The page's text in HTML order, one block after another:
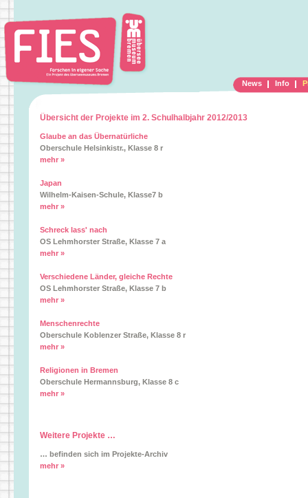
News Info
Übersicht der Projekte im 2. Schulhalbjahr 2012/2013
Glaube an das Übernatürliche
Oberschule Helsinkistr., Klasse 8 r
mehr »
Japan
Wilhelm-Kaisen-Schule, Klasse7 b
mehr »
Schreck lass' nach
OS Lehmhorster Straße, Klasse 7 a
mehr »
Verschiedene Länder, gleiche Rechte
OS Lehmhorster Straße, Klasse 7 b
mehr »
Menschenrechte
Oberschule Koblenzer Straße, Klasse 8 r
mehr »
Religionen in Bremen
Oberschule Hermannsburg, Klasse 8 c
mehr »
Weitere Projekte …
… befinden sich im Projekte-Archiv
mehr »